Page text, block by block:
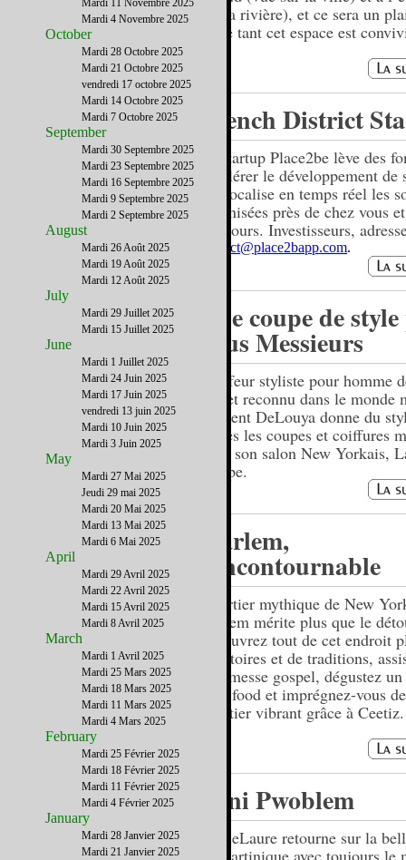
sur la rivière), et ce sera un
vivre tant cet espace est
French District
La startup Place2be lève des
accélérer le développement
qui localise en temps réel les
organisées près de chez vous
alentours. Investisseurs,
contact@place2bapp.com.
Une coupe de
vous Messieurs
Coiffeur styliste pour homme
ans et reconnu dans le monde
Laurent DeLouya donne du
toutes les coupes et coiffures
dans son salon New Yorkais,
Coupe.
Harlem,
l'incontournable
Quartier mythique de New
Harlem mérite plus que le
découvrez tout de cet endroit
d'histoires et de traditions,
une messe gospel, dégustez
soul food et imprégnez-vous
quartier vibrant grâce à Ceetiz.
Pani Pwoblem
MarieLaure retourne sur la
la Martinique avec toujours le
Mardi 11 Novembre 2025
Mardi 4 Novembre 2025
October
Mardi 28 Octobre 2025
Mardi 21 Octobre 2025
vendredi 17 octobre 2025
Mardi 14 Octobre 2025
Mardi 7 Octobre 2025
September
Mardi 30 Septembre 2025
Mardi 23 Septembre 2025
Mardi 16 Septembre 2025
Mardi 9 Septembre 2025
Mardi 2 Septembre 2025
August
Mardi 26 Août 2025
Mardi 19 Août 2025
Mardi 12 Août 2025
July
Mardi 29 Juillet 2025
Mardi 15 Juillet 2025
June
Mardi 1 Juillet 2025
Mardi 24 Juin 2025
Mardi 17 Juin 2025
vendredi 13 juin 2025
Mardi 10 Juin 2025
Mardi 3 Juin 2025
May
Mardi 27 Mai 2025
Jeudi 29 mai 2025
Mardi 20 Mai 2025
Mardi 13 Mai 2025
Mardi 6 Mai 2025
April
Mardi 29 Avril 2025
Mardi 22 Avril 2025
Mardi 15 Avril 2025
Mardi 8 Avril 2025
March
Mardi 1 Avril 2025
Mardi 25 Mars 2025
Mardi 18 Mars 2025
Mardi 11 Mars 2025
Mardi 4 Mars 2025
February
Mardi 25 Février 2025
Mardi 18 Février 2025
Mardi 11 Février 2025
Mardi 4 Février 2025
January
Mardi 28 Janvier 2025
Mardi 21 Janvier 2025